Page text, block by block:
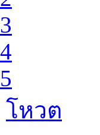
3
4
5
โหวต